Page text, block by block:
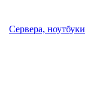
Сервера, ноутбуки